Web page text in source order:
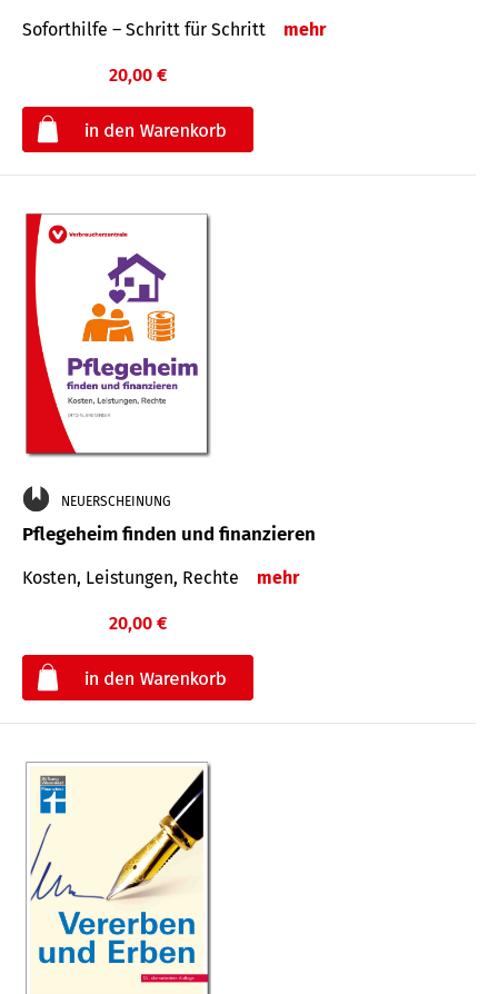
Soforthilfe – Schritt für Schritt mehr
20,00 €
NEUERSCHEINUNG
Pflegeheim finden und finanzieren
Kosten, Leistungen, Rechte mehr
20,00 €